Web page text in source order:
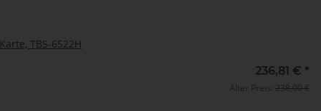
TBS-6522H
236,81 € *
Alter Preis: 238,00 €